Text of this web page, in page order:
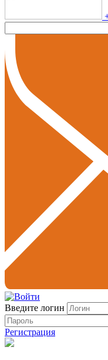
Введите логин
Регистрация